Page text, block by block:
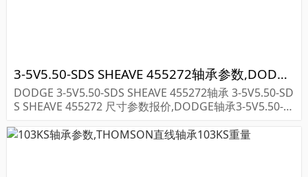
3-5V5.50-SDS SHEAVE 455272轴承参数,DODGE轴承3-5V5.50-SDS SHEAVE 455272重量
DODGE 3-5V5.50-SDS SHEAVE 455272轴承 3-5V5.50-SD
S SHEAVE 455272 尺寸参数报价,DODGE轴承3-5V5.50-S